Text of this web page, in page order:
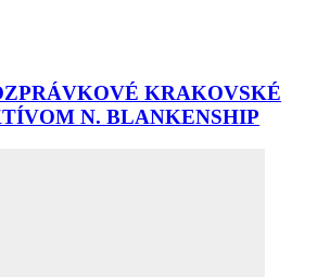
KRAKOVSKÉ
N. BLANKENSHIP